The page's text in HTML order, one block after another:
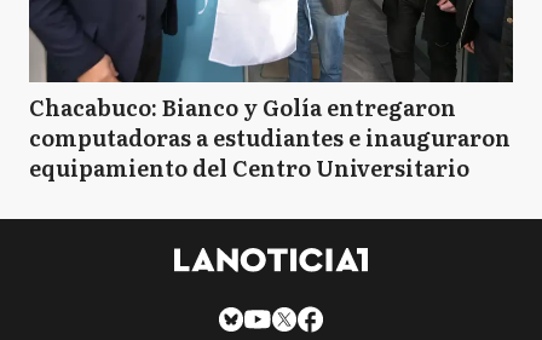
Chacabuco: Bianco y Golía entregaron
computadoras a estudiantes e inauguraron
equipamiento del Centro Universitario